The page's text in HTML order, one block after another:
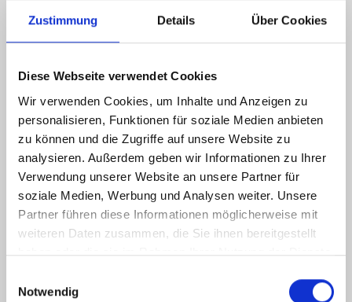
Zustimmung Details Über Cookies
Diese Webseite verwendet Cookies
Wir verwenden Cookies, um Inhalte und Anzeigen zu
personalisieren, Funktionen für soziale Medien anbieten
zu können und die Zugriffe auf unsere Website zu
analysieren. Außerdem geben wir Informationen zu Ihrer
Verwendung unserer Website an unsere Partner für
soziale Medien, Werbung und Analysen weiter. Unsere
Partner führen diese Informationen möglicherweise mit
weiteren Daten zusammen, die Sie ihnen bereitgestellt
haben oder die sie im Rahmen Ihrer Nutzung der Dienste
Notwendig
hinauf und tief hinunter
inkl. Bahnfahrt
Gemeinsam erklimmen wir den höchsten Turm auf
der Festung mit spektakulärer Aussicht. Außerdem
wagen wir uns in tiefe, dunkle unterirdische
Räume, wo es viel zu entdecken gibt. Die Führung
findet in deutscher Sprache statt.
Diese Führung ist öffentlich – es können auch
weitere, Ihnen nicht bekannte Personen
teilnehmen.
Dauer:60 Minuten
Mehr lesen